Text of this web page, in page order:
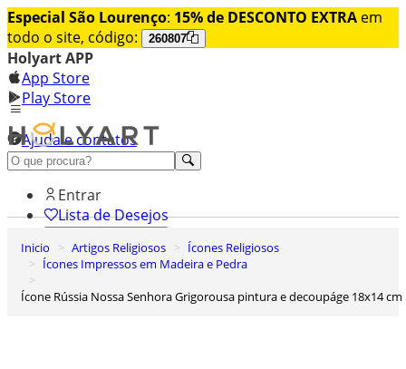
Especial São Lourenço: 15% de DESCONTO EXTRA em
todo o site, código:
260807
Holyart APP
App Store
Play Store
Ajuda e contatos
Conheça premium
Entrar
Lista de Desejos
0
Carrinho de Compras
Inicio Artigos Religiosos
Ícones Religiosos
Ícones Impressos em Madeira e Pedra
Ícone Rússia Nossa Senhora Grigorousa pintura e decoupáge 18x14 cm